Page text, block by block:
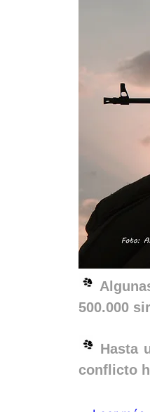
500.000
Hasta
conflicto